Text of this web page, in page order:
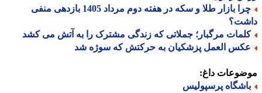
چرا بازار طلا و سکه در هفته دوم مرداد 1405 بازدهی منفی
مرگبار؛ جملاتی که زندگی مشترک را به آتش می کشد
العمل پزشکیان به حرکتش که سوژه شد
داغ:
پرسپولیس